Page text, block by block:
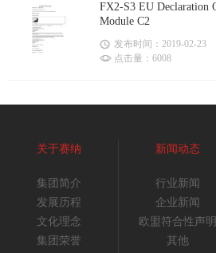
FX2-S3 EU Declaration
Module C2
发布时间：2019-02-23
点击量：6008
关于赛纳
集团简介
发展历程
文化理念
集团荣誉
新闻动态
行业新闻
企业新闻
欧盟符合性声明
其他